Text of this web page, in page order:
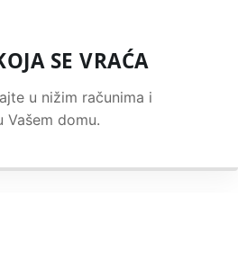
SE VRAĆA
u nižim računima i
Vašem domu.